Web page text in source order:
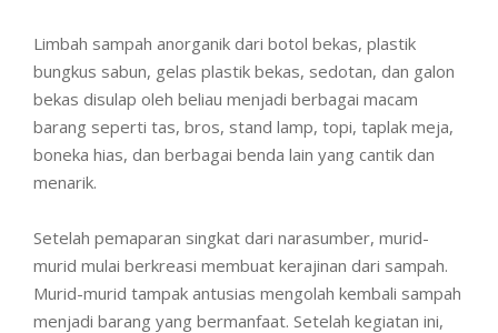
Limbah sampah anorganik dari botol bekas, plastik
bungkus sabun, gelas plastik bekas, sedotan, dan galon
bekas disulap oleh beliau menjadi berbagai macam
barang seperti tas, bros, stand lamp, topi, taplak meja,
boneka hias, dan berbagai benda lain yang cantik dan
menarik.
Setelah pemaparan singkat dari narasumber, murid-
murid mulai berkreasi membuat kerajinan dari sampah.
Murid-murid tampak antusias mengolah kembali sampah
menjadi barang yang bermanfaat. Setelah kegiatan ini,